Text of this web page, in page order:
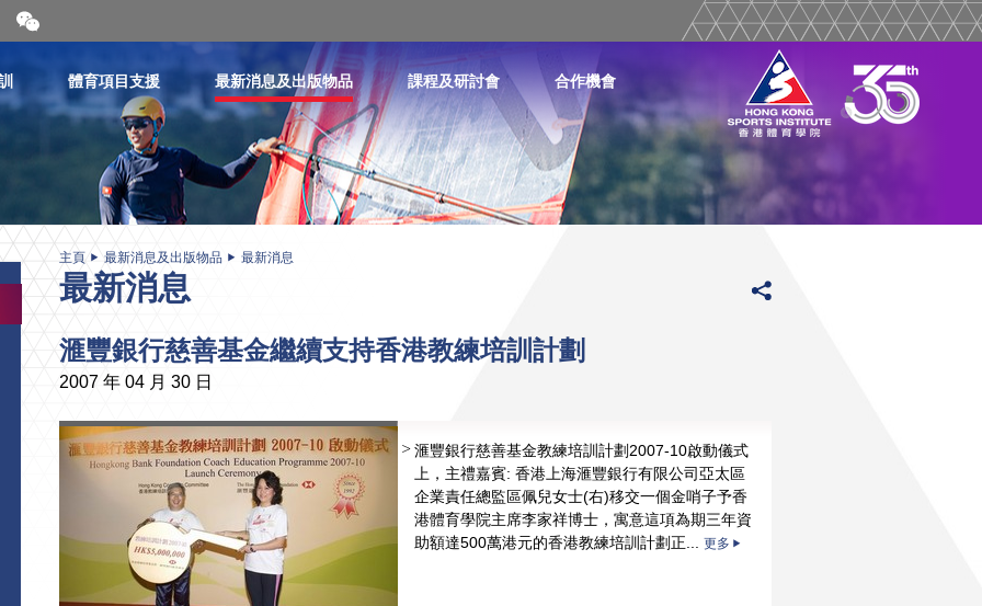
開
合
二
維
體育項目支援 最新消息及出版物品 課程及研討會 合作機會
主頁 最新消息及出版物品 最新消息
最新消息
滙豐銀行慈善基金繼續支持香港教練培訓計劃
2007 年 04 月 30 日
滙豐銀行慈善基金教練培訓計劃2007-10啟動儀式
上，主禮嘉賓: 香港上海滙豐銀行有限公司亞太區
企業責任總監區佩兒女士(右)移交一個金哨子予香
港體育學院主席李家祥博士，寓意這項為期三年資
助額達500萬港元的香港教練培訓計劃正... 更多